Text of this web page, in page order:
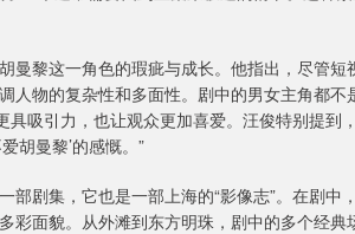
曼黎这一角色的瑕疵与成长。他指出，尽管
人物的复杂性和多面性。剧中的男女主角都
具吸引力，也让观众更加喜爱。汪俊特别提到
胡曼黎’的感慨。”
部剧集，它也是一部上海的“影像志”。在剧中
彩面貌。从外滩到东方明珠，剧中的多个经